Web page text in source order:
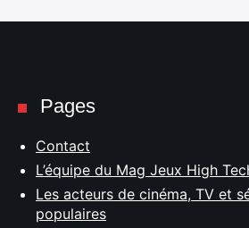
Pages
Contact
L’équipe du Mag Jeux High
Les acteurs de cinéma, TV et
populaires